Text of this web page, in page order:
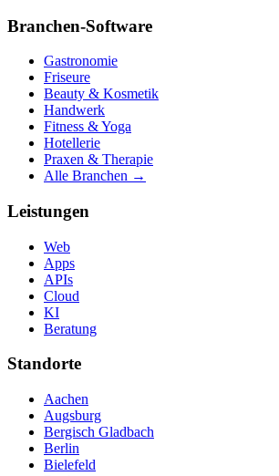
Branchen-Software
Gastronomie
Friseure
Beauty & Kosmetik
Handwerk
Fitness & Yoga
Hotellerie
Praxen & Therapie
Alle Branchen →
Leistungen
Web
Apps
APIs
Cloud
KI
Beratung
Standorte
Aachen
Augsburg
Bergisch Gladbach
Berlin
Bielefeld